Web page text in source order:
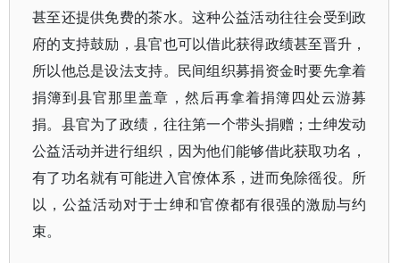
甚至还提供免费的茶水。这种公益活动往往会受到政
府的支持鼓励，县官也可以借此获得政绩甚至晋升，
所以他总是设法支持。民间组织募捐资金时要先拿着
捐簿到县官那里盖章，然后再拿着捐簿四处云游募
捐。县官为了政绩，往往第一个带头捐赠；士绅发动
公益活动并进行组织，因为他们能够借此获取功名，
有了功名就有可能进入官僚体系，进而免除徭役。所
以，公益活动对于士绅和官僚都有很强的激励与约
束。